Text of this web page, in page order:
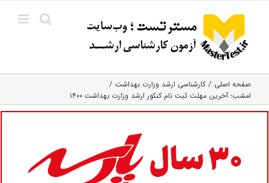
content
صفحه اصلی
کارشناسی ارشد وزارت بهداشت
امشب؛ آخرین مهلت ثبت نام کنکور ارشد وزارت بهداشت ۱۴۰۰